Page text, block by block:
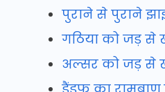
पुराने से पुराने
गठिया को जड़
अल्सर को जड़ से